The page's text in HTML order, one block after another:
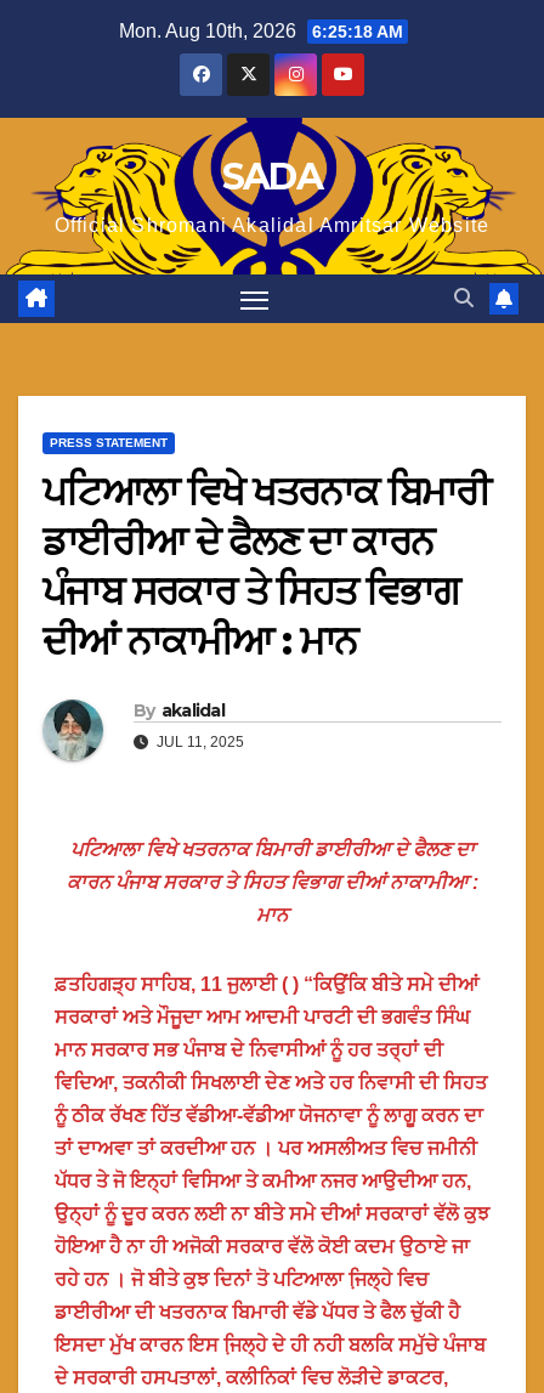
Mon. Aug 10th, 2026 6:25:18 AM
SADA
Official Shromani Akalidal Amritsar Website
PRESS STATEMENT
ਪਟਿਆਲਾ ਵਿਖੇ ਖਤਰਨਾਕ ਬਿਮਾਰੀ
ਡਾਈਰੀਆ ਦੇ ਫੈਲਣ ਦਾ ਕਾਰਨ
ਪੰਜਾਬ ਸਰਕਾਰ ਤੇ ਸਿਹਤ ਵਿਭਾਗ
ਦੀਆਂ ਨਾਕਾਮੀਆ : ਮਾਨ
By akalidal
JUL 11, 2025
ਪਟਿਆਲਾ ਵਿਖੇ ਖਤਰਨਾਕ ਬਿਮਾਰੀ ਡਾਈਰੀਆ ਦੇ ਫੈਲਣ ਦਾ
ਕਾਰਨ ਪੰਜਾਬ ਸਰਕਾਰ ਤੇ ਸਿਹਤ ਵਿਭਾਗ ਦੀਆਂ ਨਾਕਾਮੀਆ :
ਮਾਨ
ਫ਼ਤਹਿਗੜ੍ਹ ਸਾਹਿਬ, 11 ਜੁਲਾਈ ( ) “ਕਿਉਂਕਿ ਬੀਤੇ ਸਮੇ ਦੀਆਂ
ਸਰਕਾਰਾਂ ਅਤੇ ਮੌਜੂਦਾ ਆਮ ਆਦਮੀ ਪਾਰਟੀ ਦੀ ਭਗਵੰਤ ਸਿੰਘ
ਮਾਨ ਸਰਕਾਰ ਸਭ ਪੰਜਾਬ ਦੇ ਨਿਵਾਸੀਆਂ ਨੂੰ ਹਰ ਤਰ੍ਹਾਂ ਦੀ
ਵਿਦਿਆ, ਤਕਨੀਕੀ ਸਿਖਲਾਈ ਦੇਣ ਅਤੇ ਹਰ ਨਿਵਾਸੀ ਦੀ ਸਿਹਤ
ਨੂੰ ਠੀਕ ਰੱਖਣ ਹਿੱਤ ਵੱਡੀਆ-ਵੱਡੀਆ ਯੋਜਨਾਵਾ ਨੂੰ ਲਾਗੂ ਕਰਨ ਦਾ
ਤਾਂ ਦਾਅਵਾ ਤਾਂ ਕਰਦੀਆ ਹਨ । ਪਰ ਅਸਲੀਅਤ ਵਿਚ ਜਮੀਨੀ
ਪੱਧਰ ਤੇ ਜੋ ਇਨ੍ਹਾਂ ਵਿਸਿਆ ਤੇ ਕਮੀਆ ਨਜਰ ਆਉਦੀਆ ਹਨ,
ਉਨ੍ਹਾਂ ਨੂੰ ਦੂਰ ਕਰਨ ਲਈ ਨਾ ਬੀਤੇ ਸਮੇ ਦੀਆਂ ਸਰਕਾਰਾਂ ਵੱਲੋ ਕੁਝ
ਹੋਇਆ ਹੈ ਨਾ ਹੀ ਅਜੋਕੀ ਸਰਕਾਰ ਵੱਲੋ ਕੋਈ ਕਦਮ ਉਠਾਏ ਜਾ
ਰਹੇ ਹਨ । ਜੋ ਬੀਤੇ ਕੁਝ ਦਿਨਾਂ ਤੋ ਪਟਿਆਲਾ ਜਿ਼ਲ੍ਹੇ ਵਿਚ
ਡਾਈਰੀਆ ਦੀ ਖਤਰਨਾਕ ਬਿਮਾਰੀ ਵੱਡੇ ਪੱਧਰ ਤੇ ਫੈਲ ਚੁੱਕੀ ਹੈ
ਇਸਦਾ ਮੁੱਖ ਕਾਰਨ ਇਸ ਜਿ਼ਲ੍ਹੇ ਦੇ ਹੀ ਨਹੀ ਬਲਕਿ ਸਮੁੱਚੇ ਪੰਜਾਬ
ਦੇ ਸਰਕਾਰੀ ਹਸਪਤਾਲਾਂ, ਕਲੀਨਿਕਾਂ ਵਿਚ ਲੋੜੀਦੇ ਡਾਕਟਰ,